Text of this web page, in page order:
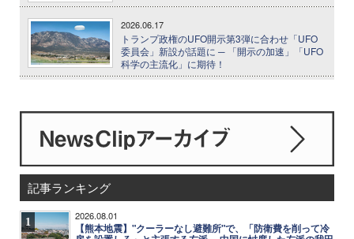
2026.06.17
トランプ政権のUFO開示第3弾に合わせ「UFO
委員会」新設が話題に ─ 「開示の加速」「UFO
科学の主流化」に期待！
記事ランキング
1 2026.08.01
【熊本地震】"クーラーなし避難所"で、「防衛費を削って冷